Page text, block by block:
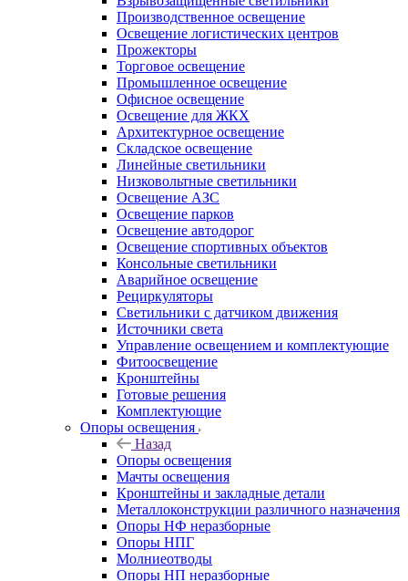
Производственное освещение
Освещение логистических центров
Прожекторы
Торговое освещение
Промышленное освещение
Офисное освещение
Освещение для ЖКХ
Архитектурное освещение
Складское освещение
Линейные светильники
Низковольтные светильники
Освещение АЗС
Освещение парков
Освещение автодорог
Освещение спортивных объектов
Консольные светильники
Аварийное освещение
Рециркуляторы
Светильники с датчиком движения
Источники света
Управление освещением и комплектующие
Фитоосвещение
Кронштейны
Готовые решения
Комплектующие
Опоры освещения
Назад
Опоры освещения
Мачты освещения
Кронштейны и закладные детали
Металлоконструкции различного назначения
Опоры НФ неразборные
Опоры НПГ
Молниеотводы
Опоры НП неразборные